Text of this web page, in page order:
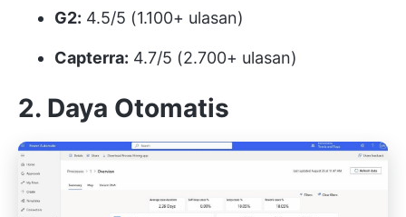
G2: 4.5/5 (1.100+ ulasan)
Capterra: 4.7/5 (2.700+ ulasan)
2. Daya Otomatis